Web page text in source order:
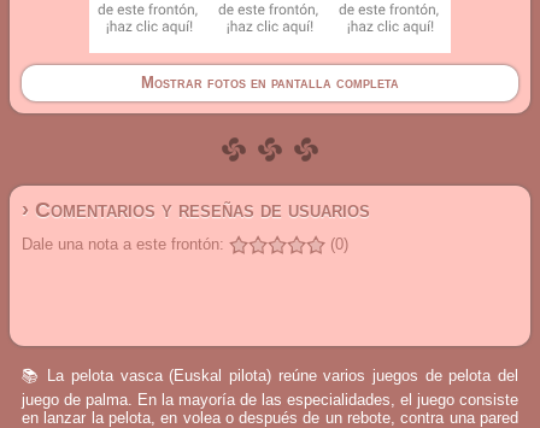
Mostrar fotos en pantalla completa
› Comentarios y reseñas de usuarios
Dale una nota a este frontón: (0)
📚 La pelota vasca (Euskal pilota) reúne varios juegos de pelota del
juego de palma. En la mayoría de las especialidades, el juego consiste
en lanzar la pelota, en volea o después de un rebote, contra una pared